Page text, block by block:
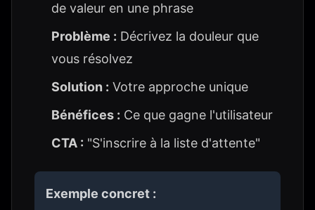
de valeur en une phrase
Problème : Décrivez la douleur que
vous résolvez
Solution : Votre approche unique
Bénéfices : Ce que gagne l'utilisateur
CTA : "S'inscrire à la liste d'attente"
Exemple concret :